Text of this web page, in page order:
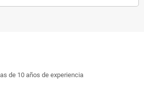
de 10 años de experiencia